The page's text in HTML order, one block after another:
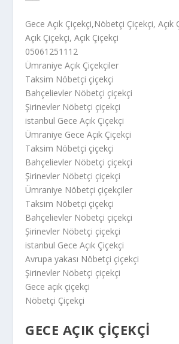
Gece Açık Çiçekçi,Nöbetçi Çiçekçi, Açık
Açık Çiçekçi, Açık Çiçekçi
05061251112
Ümraniye Açık Çiçekçiler
Taksim Nöbetçi çiçekçi
Bahçelievler Nöbetçi çiçekçi
Şirinevler Nöbetçi çiçekçi
istanbul Gece Açık Çiçekçi
Ümraniye Gece Açık Çiçekçi
Taksim Nöbetçi çiçekçi
Bahçelievler Nöbetçi çiçekçi
Şirinevler Nöbetçi çiçekçi
Ümraniye Nöbetçi çiçekçiler
Taksim Nöbetçi çiçekçi
Bahçelievler Nöbetçi çiçekçi
Şirinevler Nöbetçi çiçekçi
istanbul Gece Açık Çiçekçi
Avrupa yakası Nöbetçi çiçekçi
Şirinevler Nöbetçi çiçekçi
Gece açık çiçekçi
Nöbetçi Çiçekçi
GECE AÇIK ÇIÇEKÇI